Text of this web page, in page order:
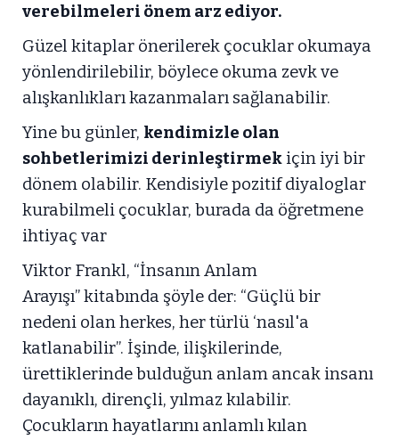
verebilmeleri önem arz ediyor.
Güzel kitaplar önerilerek çocuklar okumaya
yönlendirilebilir, böylece okuma zevk ve
alışkanlıkları kazanmaları sağlanabilir.
Yine bu günler, kendimizle olan
sohbetlerimizi derinleştirmek için iyi bir
dönem olabilir. Kendisiyle pozitif diyaloglar
kurabilmeli çocuklar, burada da öğretmene
ihtiyaç var
Viktor Frankl, “İnsanın Anlam
Arayışı” kitabında şöyle der: “Güçlü bir
nedeni olan herkes, her türlü ‘nasıl'a
katlanabilir”. İşinde, ilişkilerinde,
ürettiklerinde bulduğun anlam ancak insanı
dayanıklı, dirençli, yılmaz kılabilir.
Çocukların hayatlarını anlamlı kılan